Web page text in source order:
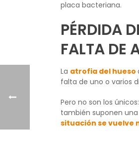
placa bacteriana.
PÉRDIDA
FALTA DE
La atrofia del hueso
falta de uno o varios
Pero no son los
también suponen
situación se vuelve